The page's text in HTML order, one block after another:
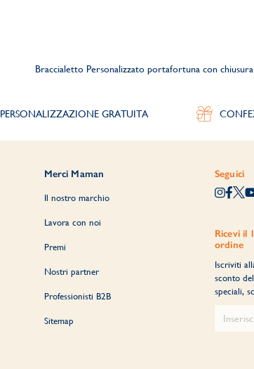
Braccialetto Personalizzato portafortuna con
PERSONALIZZAZIONE GRATUITA
Merci Maman
Il nostro marchio
Lavora con noi
Premi
Nostri partner
Professionisti B2B
Sitemap
Seguici
Ricevi il
ordine
Iscriviti
sconto
speciali,